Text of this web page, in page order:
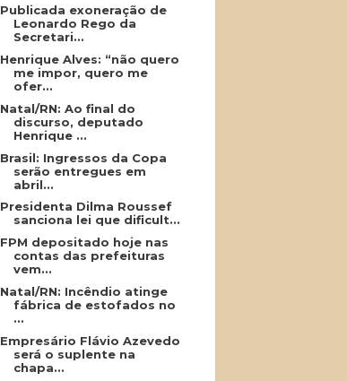
Publicada exoneração de
Leonardo Rego da
Secretari...
Henrique Alves: “não quero
me impor, quero me
ofer...
Natal/RN: Ao final do
discurso, deputado
Henrique ...
Brasil: Ingressos da Copa
serão entregues em
abril...
Presidenta Dilma Roussef
sanciona lei que dificult...
FPM depositado hoje nas
contas das prefeituras
vem...
Natal/RN: Incêndio atinge
fábrica de estofados no
...
Empresário Flávio Azevedo
será o suplente na
chapa...